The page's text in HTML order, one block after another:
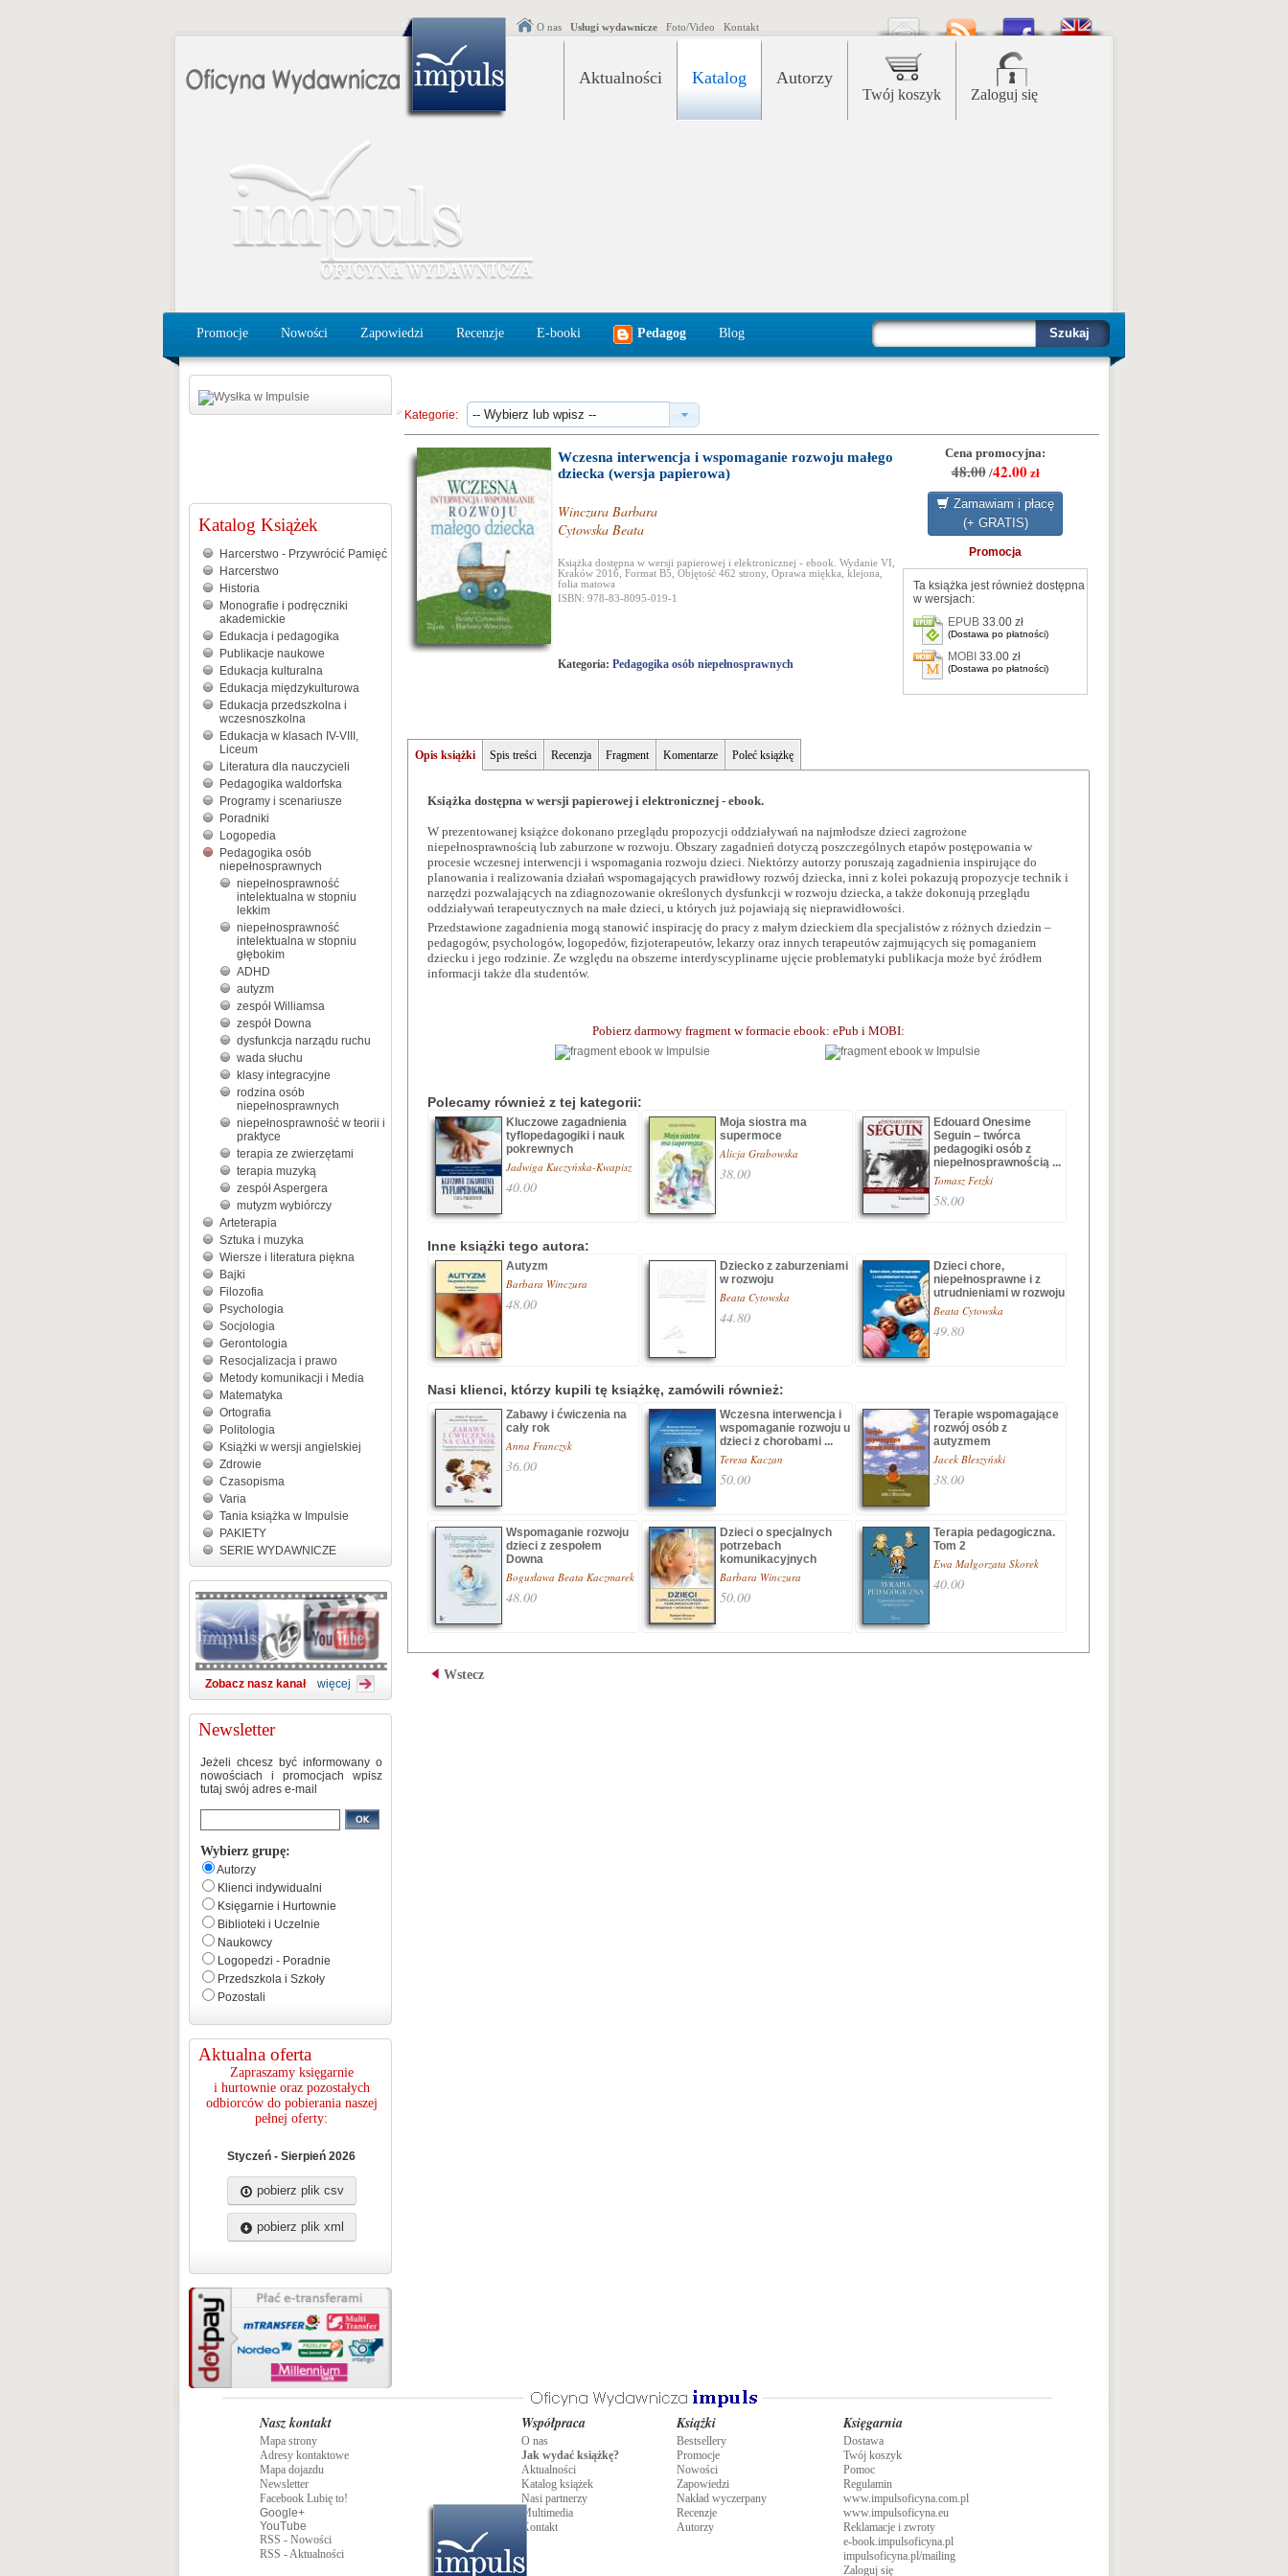
O nas Usługi wydawnicze Foto/Video Kontakt
Aktualności Katalog Autorzy
Twój koszyk Zaloguj się
Szukaj
Promocje Nowości Zapowiedzi Recenzje E-booki Pedagog Blog
Katalog Książek
Harcerstwo - Przywrócić Pamięć
Harcerstwo
Historia
Monografie i podręczniki
akademickie
Edukacja i pedagogika
Publikacje naukowe
Edukacja kulturalna
Edukacja międzykulturowa
Edukacja przedszkolna i
wczesnoszkolna
Edukacja w klasach IV-VIII,
Liceum
Literatura dla nauczycieli
Pedagogika waldorfska
Programy i scenariusze
Poradniki
Logopedia
Pedagogika osób
niepełnosprawnych
niepełnosprawność
intelektualna w stopniu
lekkim
niepełnosprawność
intelektualna w stopniu
głębokim
ADHD
autyzm
zespół Williamsa
zespół Downa
dysfunkcja narządu ruchu
wada słuchu
klasy integracyjne
rodzina osób
niepełnosprawnych
niepełnosprawność w teorii i
praktyce
terapia ze zwierzętami
terapia muzyką
zespół Aspergera
mutyzm wybiórczy
Arteterapia
Sztuka i muzyka
Wiersze i literatura piękna
Bajki
Filozofia
Psychologia
Socjologia
Gerontologia
Resocjalizacja i prawo
Metody komunikacji i Media
Matematyka
Ortografia
Politologia
Książki w wersji angielskiej
Zdrowie
Czasopisma
Varia
Tania książka w Impulsie
PAKIETY
SERIE WYDAWNICZE
Zobacz nasz kanał więcej
Newsletter
Jeżeli chcesz być informowany o
nowościach i promocjach wpisz
tutaj swój adres e-mail
Wybierz grupę:
Autorzy
Klienci indywidualni
Księgarnie i Hurtownie
Biblioteki i Uczelnie
Naukowcy
Logopedzi - Poradnie
Przedszkola i Szkoły
Pozostali
Aktualna oferta
Zapraszamy księgarnie
i hurtownie oraz pozostałych
odbiorców do pobierania naszej
pełnej oferty:
Styczeń - Sierpień 2026
pobierz plik csv
pobierz plik xml
Kategorie:
Wczesna interwencja i wspomaganie rozwoju małego
dziecka (wersja papierowa)
Cena promocyjna:
48.00/42.00 zł
Zamawiam i płacę
(+ GRATIS)
Promocja
Ta książka jest również dostępna
w wersjach:
EPUB 33.00 zł
(Dostawa po płatności)
MOBI 33.00 zł
(Dostawa po płatności)
Winczura Barbara
Cytowska Beata
Książka dostępna w wersji papierowej i elektronicznej - ebook. Wydanie VI,
Kraków 2016, Format B5, Objętość 462 strony, Oprawa miękka, klejona,
folia matowa
ISBN: 978-83-8095-019-1
Kategoria: Pedagogika osób niepełnosprawnych
Opis książki Spis treści Recenzja Fragment Komentarze Poleć książkę
Książka dostępna w wersji papierowej i elektronicznej - ebook.
W prezentowanej książce dokonano przeglądu propozycji oddziaływań na najmłodsze dzieci zagrożone
niepełnosprawnością lub zaburzone w rozwoju. Obszary zagadnień dotyczą poszczególnych etapów postępowania w
procesie wczesnej interwencji i wspomagania rozwoju dzieci. Niektórzy autorzy poruszają zagadnienia inspirujące do
planowania i realizowania działań wspomagających prawidłowy rozwój dziecka, inni z kolei pokazują propozycje technik i
narzędzi pozwalających na zdiagnozowanie określonych dysfunkcji w rozwoju dziecka, a także dokonują przeglądu
oddziaływań terapeutycznych na małe dzieci, u których już pojawiają się nieprawidłowości.
Przedstawione zagadnienia mogą stanowić inspirację do pracy z małym dzieckiem dla specjalistów z różnych dziedzin –
pedagogów, psychologów, logopedów, fizjoterapeutów, lekarzy oraz innych terapeutów zajmujących się pomaganiem
dziecku i jego rodzinie. Ze względu na obszerne interdyscyplinarne ujęcie problematyki publikacja może być źródłem
informacji także dla studentów.
Pobierz darmowy fragment w formacie ebook: ePub i MOBI:
Polecamy również z tej kategorii:
Kluczowe zagadnienia
tyflopedagogiki i nauk
pokrewnych
Jadwiga Kuczyńska-Kwapisz
40.00
Moja siostra ma
supermoce
Alicja Grabowska
38.00
Edouard Onesime
Seguin – twórca
pedagogiki osób z
niepełnosprawnością ...
Tomasz Fetzki
58.00
Inne książki tego autora:
Autyzm
Barbara Winczura
48.00
Dziecko z zaburzeniami
w rozwoju
Beata Cytowska
44.80
Dzieci chore,
niepełnosprawne i z
utrudnieniami w rozwoju
Beata Cytowska
49.80
Nasi klienci, którzy kupili tę książkę, zamówili również:
Zabawy i ćwiczenia na
cały rok
Anna Franczyk
36.00
Wczesna interwencja i
wspomaganie rozwoju u
dzieci z chorobami ...
Teresa Kaczan
50.00
Terapie wspomagające
rozwój osób z
autyzmem
Jacek Błeszyński
38.00
Wspomaganie rozwoju
dzieci z zespołem
Downa
Bogusława Beata Kaczmarek
48.00
Dzieci o specjalnych
potrzebach
komunikacyjnych
Barbara Winczura
50.00
Terapia pedagogiczna.
Tom 2
Ewa Małgorzata Skorek
40.00
Wstecz
Nasz kontakt
Mapa strony
Adresy kontaktowe
Mapa dojazdu
Newsletter
Facebook Lubię to!
Google+
YouTube
RSS - Nowości
RSS - Aktualności
Współpraca
O nas
Jak wydać książkę?
Aktualności
Katalog książek
Nasi partnerzy
Multimedia
Kontakt
Książki
Bestsellery
Promocje
Nowości
Zapowiedzi
Nakład wyczerpany
Recenzje
Autorzy
Księgarnia
Dostawa
Twój koszyk
Pomoc
Regulamin
www.impulsoficyna.com.pl
www.impulsoficyna.eu
Reklamacje i zwroty
e-book.impulsoficyna.pl
impulsoficyna.pl/mailing
Zaloguj się